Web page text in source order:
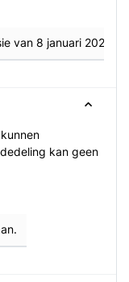
van 8 januari 2026
kan geen